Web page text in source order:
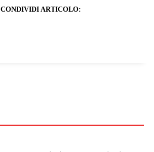
CONDIVIDI ARTICOLO: